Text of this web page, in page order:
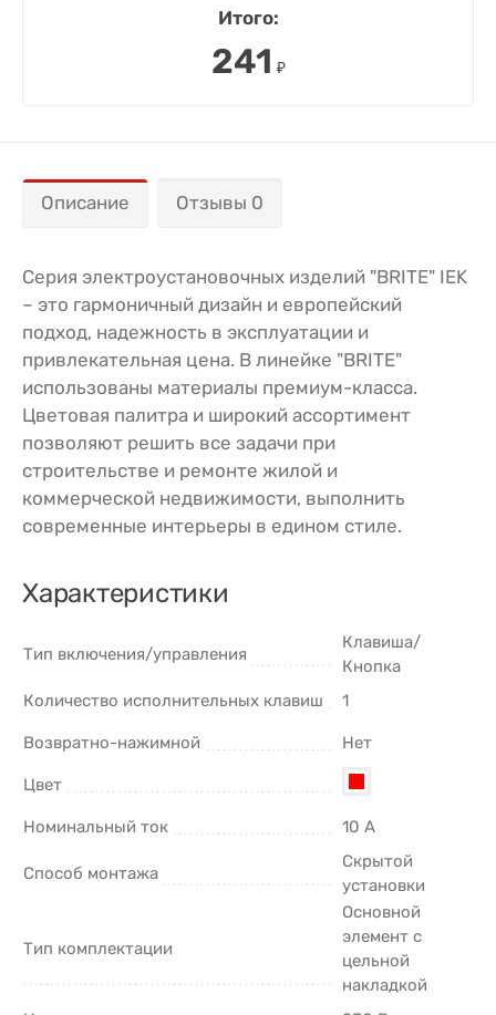
Итого:
241 ₽
Описание Отзывы 0
Серия электроустановочных изделий "BRITE" IEK
– это гармоничный дизайн и европейский
подход, надежность в эксплуатации и
привлекательная цена. В линейке "BRITE"
использованы материалы премиум-класса.
Цветовая палитра и широкий ассортимент
позволяют решить все задачи при
строительстве и ремонте жилой и
коммерческой недвижимости, выполнить
современные интерьеры в едином стиле.
Характеристики
Тип включения/управления
Клавиша/
Кнопка
Количество исполнительных клавиш
1
Возвратно-нажимной Нет
Цвет
Номинальный ток 10 А
Способ монтажа
Скрытой
установки
Тип комплектации
Основной
элемент с
цельной
накладкой